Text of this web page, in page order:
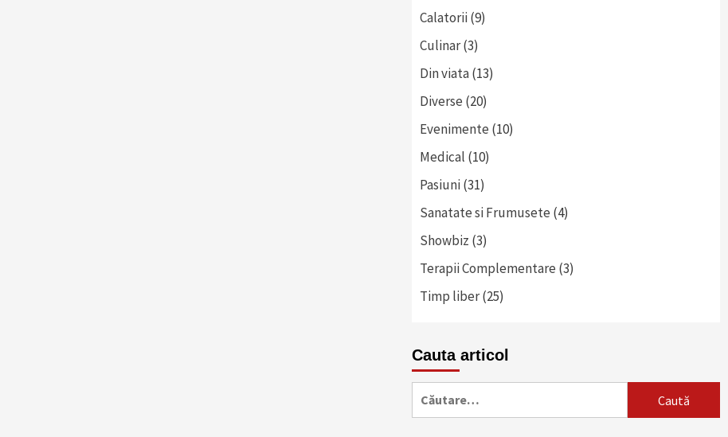
Calatorii(9)
Culinar(3)
Din viata(13)
Diverse (20)
Evenimente (10)
Medical (10)
Pasiuni(31)
Sanatate si Frumusete (4)
Showbiz (3)
Terapii Complementare (3)
Timp liber(25)
Cauta articol
Caută